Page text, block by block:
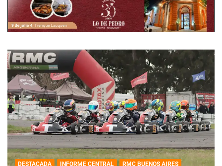
DESTACADA INFORME CENTRAL RMC BUENOS AIRES